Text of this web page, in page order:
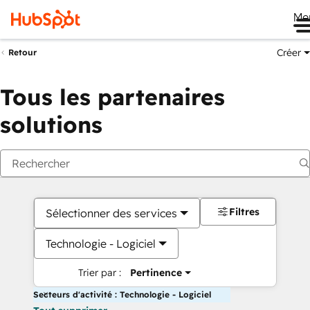
Retour Créer
Tous les partenaires
solutions
Sélectionner des services
Technologie - Logiciel
Trier par : Pertinence
Filtres
Secteurs d'activité : Technologie - Logiciel